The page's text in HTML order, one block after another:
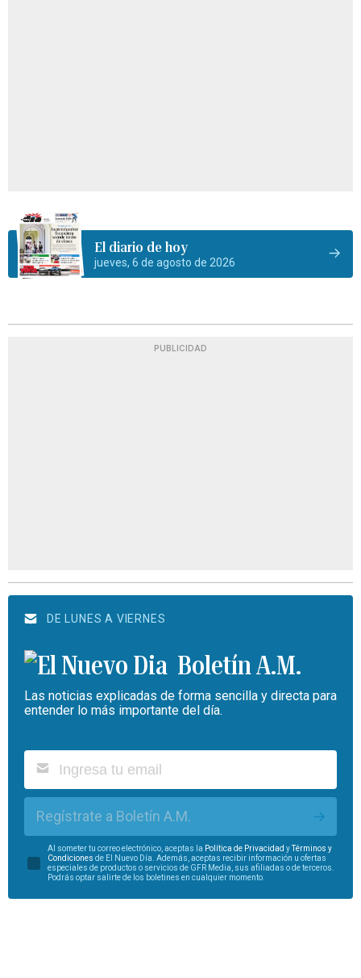
El diario de hoy
jueves, 6 de agosto de 2026
PUBLICIDAD
DE LUNES A VIERNES
Boletín A.M.
Las noticias explicadas de forma sencilla y directa para
entender lo más importante del día.
Regístrate a Boletín A.M.
Al someter tu correo electrónico, aceptas la Política de Privacidad yTérminos y
Condiciones de El Nuevo Día. Además, aceptas recibir información u ofertas
especiales de productos o servicios de GFR Media, sus afiliadas o de terceros.
Podrás optar salirte de los boletines en cualquier momento.